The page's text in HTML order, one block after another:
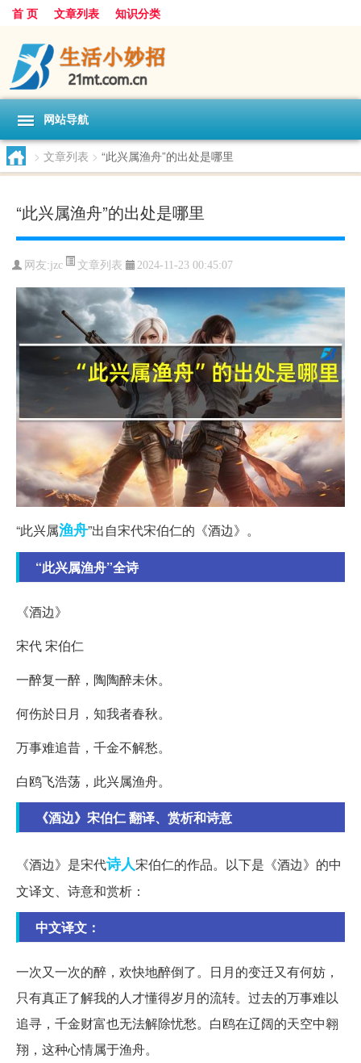
首 页 文章列表 知识分类
网站导航
> 文章列表 > “此兴属渔舟”的出处是哪里
“此兴属渔舟”的出处是哪里
网友:jzc 文章列表 2024-11-23 00:45:07
“此兴属渔舟”出自宋代宋伯仁的《酒边》。
“此兴属渔舟”全诗
《酒边》
宋代 宋伯仁
一醉复一醉，陶陶醉未休。
何伤於日月，知我者春秋。
万事难追昔，千金不解愁。
白鸥飞浩荡，此兴属渔舟。
《酒边》宋伯仁 翻译、赏析和诗意
《酒边》是宋代诗人宋伯仁的作品。以下是《酒边》的中
文译文、诗意和赏析：
中文译文：
一次又一次的醉，欢快地醉倒了。日月的变迁又有何妨，
只有真正了解我的人才懂得岁月的流转。过去的万事难以
追寻，千金财富也无法解除忧愁。白鸥在辽阔的天空中翱
翔，这种心情属于渔舟。